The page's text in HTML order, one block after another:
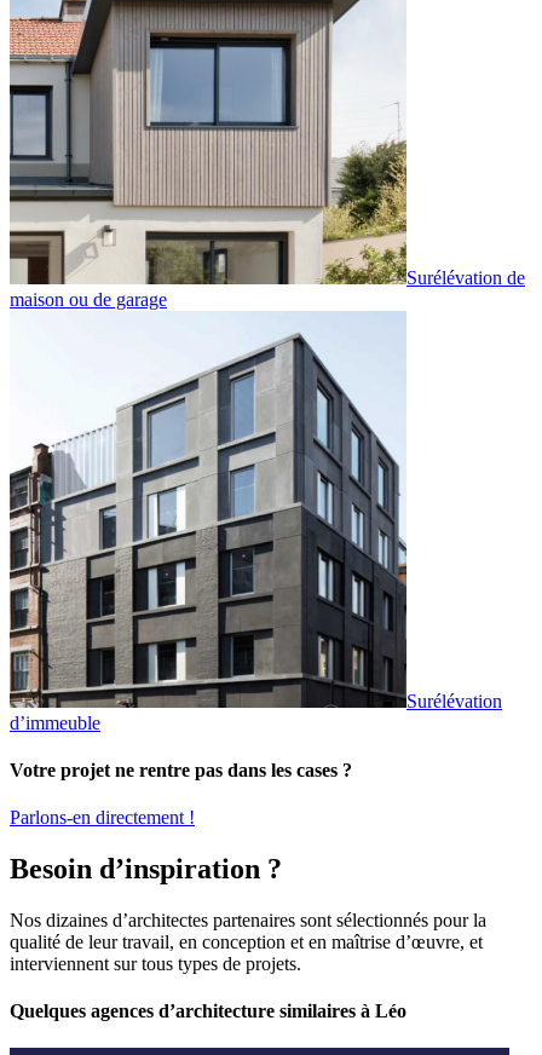
Surélévation de
maison ou de garage
Surélévation
d’immeuble
Votre projet ne rentre pas dans les cases ?
Parlons-en directement !
Besoin d’inspiration ?
Nos dizaines d’architectes partenaires sont sélectionnés pour la
qualité de leur travail, en conception et en maîtrise d’œuvre, et
interviennent sur tous types de projets.
Quelques agences d’architecture similaires à Léo